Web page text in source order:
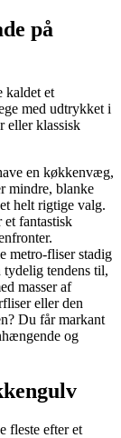
på
kaldet et
med udtrykket i
eller klassisk
en køkkenvæg,
mindre, blanke
helt rigtige valg.
et fantastisk
metro-fliser stadig
tydelig tendens til,
masser af
eller den
Du får markant
og
fleste efter et